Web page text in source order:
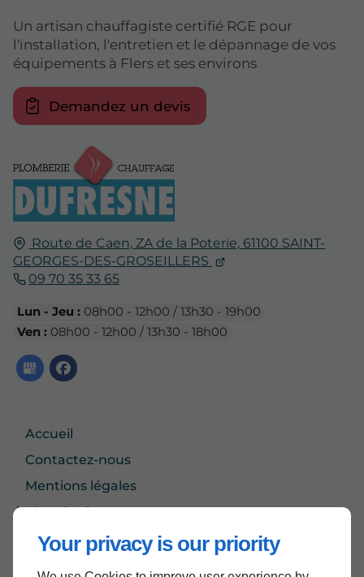
Your privacy is our priority
Route de Caen, ZA de la Poterie, 61100 SAINT-
GEORGES-DES-GROSEILLERS
09 70 35 33 65
Lun - Jeu :08h00 - 12h00 / 13h30 - 19h00
Ven :08h00 - 12h00 / 13h30 - 18h00
Accueil
Contactez-nous
Mentions légales
Plan du site
Un artisan chauffagiste certifié RGE pour
l'installation, l'entretien et le dépannage de vos
équipements à Flers et ses environs
Demandez un devis